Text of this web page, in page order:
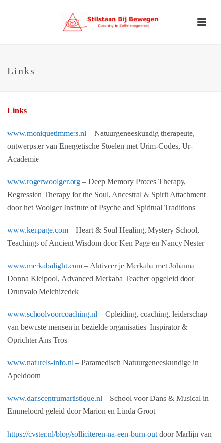
Links
Links
www.moniquetimmers.nl – Natuurgeneeskundig therapeute,
ontwerpster van Energetische Stoelen met Urim-Codes, Ur-
Academie
www.rogerwoolger.org – Deep Memory Proces Therapy,
Regression Therapy for the Soul, Ancestral & Spirit Attachment
door het Woolger Institute of Psyche and Spiritual Traditions
www.kenpage.com – Heart & Soul Healing, Mystery School,
Teachings of Ancient Wisdom door Ken Page en Nancy Nester
www.merkabalight.com – Aktiveer je Merkaba met Johanna
Donna Kleipool, Advanced Merkaba Teacher opgeleid door
Drunvalo Melchizedek
www.schoolvoorcoaching.nl – Opleiding, coaching, leiderschap
van bewuste mensen in bezielde organisaties. Inspirator &
Oprichter Ans Tros
www.naturels-info.nl – Paramedisch Natuurgeneeskundige in
Apeldoorn
www.danscentrumartistique.nl – School voor Dans & Musical in
Emmeloord geleid door Marion en Linda Groot
https://cvster.nl/blog/solliciteren-na-een-burn-out door Marlijn van